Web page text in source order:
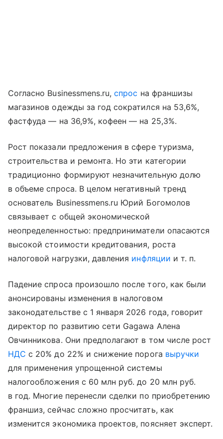
Согласно Businessmens.ru,спрос на франшизы
магазинов одежды за год сократился на 53,6%,
фастфуда — на 36,9%, кофеен — на 25,3%.
Рост показали предложения в сфере туризма,
строительства и ремонта. Но эти категории
традиционно формируют незначительную долю
в объеме спроса. В целом негативный тренд
основатель Businessmens.ru Юрий Богомолов
связывает с общей экономической
неопределенностью: предприниматели опасаются
высокой стоимости кредитования, роста
налоговой нагрузки, давления инфляции и т. п.
Падение спроса произошло после того, как были
анонсированы изменения в налоговом
законодательстве с 1 января 2026 года, говорит
директор по развитию сети Gagawa Алена
Овчинникова. Они предполагают в том числе рост
НДС с 20% до 22% и снижение порога выручки
для применения упрощенной системы
налогообложения с 60 млн руб. до 20 млн руб.
в год. Многие перенесли сделки по приобретению
франшиз, сейчас сложно просчитать, как
изменится экономика проектов, поясняет эксперт.